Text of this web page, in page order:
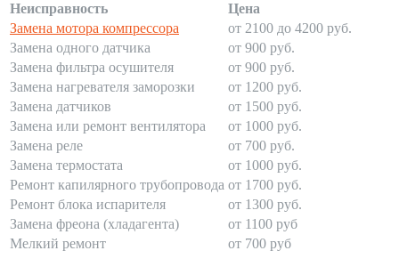
Неисправность
Цена
Замена мотора компрессора
от 2100 до 4200 руб.
Замена одного датчика
от 900 руб.
Замена фильтра осушителя
от 900 руб.
Замена нагревателя заморозки
от 1200 руб.
Замена датчиков
от 1500 руб.
Замена или ремонт вентилятора
от 1000 руб.
Замена реле
от 700 руб.
Замена термостата
от 1000 руб.
Ремонт капилярного трубопровода от 1700 руб.
Ремонт блока испарителя
от 1300 руб.
Замена фреона (хладагента)
от 1100 руб
Мелкий ремонт
от 700 руб